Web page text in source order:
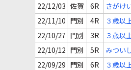
22/12/03 佐賀 6R
さがけ
ｎｅｔ
22/11/10 門別 4R ３歳以
22/10/27 門別 3R ３歳以
22/10/12 門別 5R みつい
22/09/29 門別 6R ３歳以